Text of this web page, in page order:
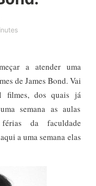
a atender uma
de James Bond. Vai
filmes, dos quais já
semana as aulas
da faculdade
a uma semana elas